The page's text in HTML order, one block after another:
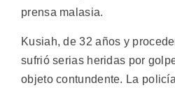
prensa malasia.
Kusiah, de 32 años y
sufrió serias heridas por
objeto contundente. La